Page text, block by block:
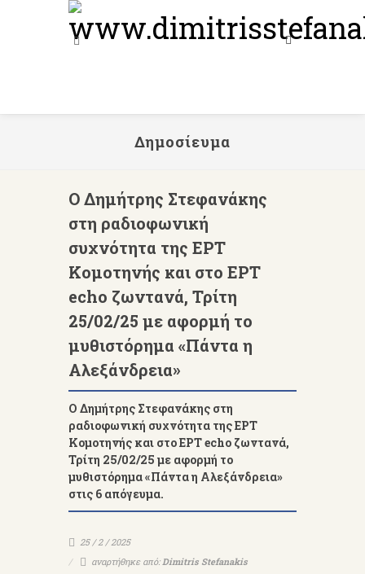
Δημοσίευμα
Ο Δημήτρης Στεφανάκης
στη ραδιοφωνική
συχνότητα της ΕΡΤ
Κομοτηνής και στο ΕΡΤ
echo ζωντανά, Τρίτη
25/02/25 με αφορμή το
μυθιστόρημα «Πάντα η
Αλεξάνδρεια»
Ο Δημήτρης Στεφανάκης στη
ραδιοφωνική συχνότητα της ΕΡΤ
Κομοτηνής και στο ΕΡΤ echo ζωντανά,
Τρίτη 25/02/25 με αφορμή το
μυθιστόρημα «Πάντα η Αλεξάνδρεια»
στις 6 απόγευμα.
25 / 2 / 2025
αναρτήθηκε από:Dimitris Stefanakis